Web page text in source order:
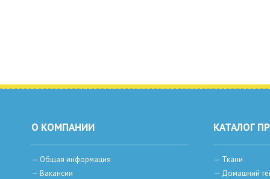
О КОМПАНИИ
— Общая информация
— Вакансии
КАТАЛОГ
— Ткани
— Домашний